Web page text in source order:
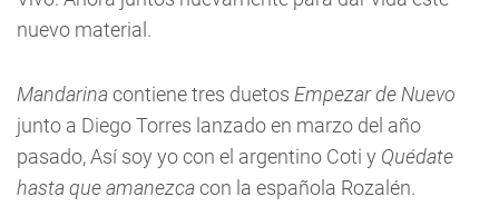
nuevo material.
Mandarinacontiene tres duetos Empezar de Nuevo
junto a Diego Torres lanzado en marzo del año
pasado, Así soy yo con el argentino Coti y Quédate
hasta que amanezcacon la española Rozalén.